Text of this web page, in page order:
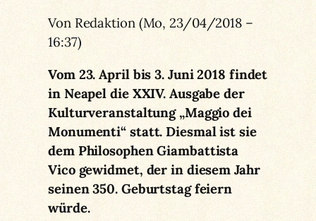
Von Redaktion (Mo, 23/04/2018 –
16:37)
Vom 23. April bis 3. Juni 2018 findet
in Neapel die XXIV. Ausgabe der
Kulturveranstaltung „Maggio dei
Monumenti“ statt. Diesmal ist sie
dem Philosophen Giambattista
Vico gewidmet, der in diesem Jahr
seinen 350. Geburtstag feiern
würde.